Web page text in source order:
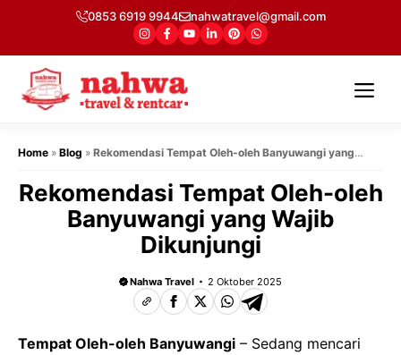
isi
0853 6919 9944 nahwatravel@gmail.com
Home » Blog » Rekomendasi Tempat Oleh-oleh Banyuwangi yang
Rekomendasi Tempat Oleh-oleh
Banyuwangi yang Wajib
Dikunjungi
Nahwa Travel 2 Oktober 2025
Tempat Oleh-oleh Banyuwangi – Sedang mencari